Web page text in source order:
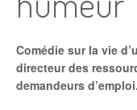
Comédie sur la vie
directeur des
demandeurs d’emploi.